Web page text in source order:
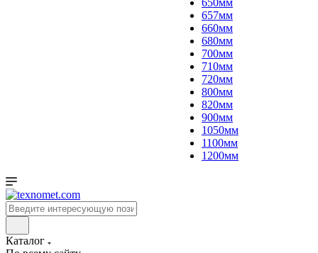
650мм
657мм
660мм
680мм
700мм
710мм
720мм
800мм
820мм
900мм
1050мм
1100мм
1200мм
Каталог